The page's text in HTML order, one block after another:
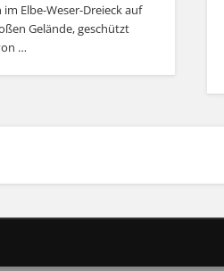
Elbe-Weser-Dreieck auf
Gelände, geschützt
…